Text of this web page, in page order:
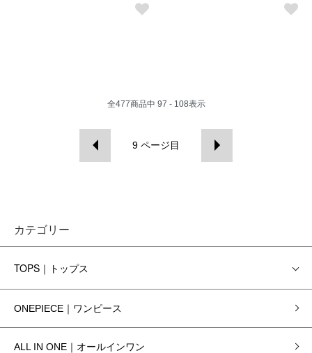
全477商品中 97 - 108表示
9 ページ目
カテゴリー
TOPS｜トップス
ONEPIECE｜ワンピース
ALL IN ONE｜オールインワン